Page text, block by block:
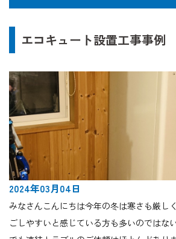
エコキュート設置工事事例
2024年03月04日
みなさんこんにちは今年の冬は寒さも厳し
ごしやすいと感じている方も多いのではな